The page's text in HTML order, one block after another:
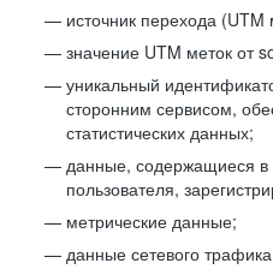
источник перехода (UTM
значение UTM меток от
уникальный
сторонним сервисом,
статистических данных;
данные, содержащиеся в
пользователя,
метрические данные;
данные сетевого